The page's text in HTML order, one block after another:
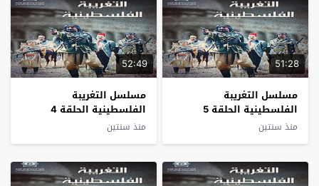
51:28
مسلسل التغريبة
الفلسطينية الحلقة 5
منذ سنتين
52:49
مسلسل التغريبة
الفلسطينية الحلقة 4
منذ سنتين